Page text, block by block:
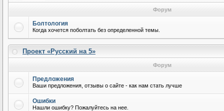
Форум
Болтология
Когда хочется поболтать без определенной темы.
Проект «Русский на 5»
Форум
Предложения
Ваши предложения, отзывы о сайте - как нам стать лучше
Ошибки
Нашли ошибку? Пожалуйтесь на нее.